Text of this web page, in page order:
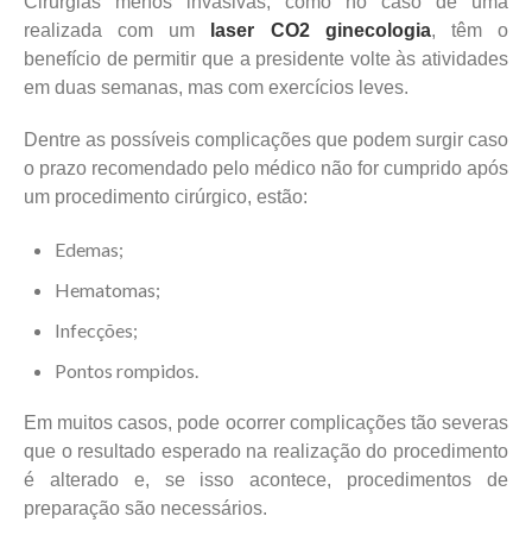
realizada com um
laser CO2 ginecologia, têm o
benefício de permitir que a presidente volte às atividades
em duas semanas, mas com exercícios leves.
Dentre as possíveis complicações que podem surgir caso
o prazo recomendado pelo médico não for cumprido após
um procedimento cirúrgico, estão:
Edemas;
Hematomas;
Infecções;
Pontos rompidos.
Em muitos casos, pode ocorrer complicações tão severas
que o resultado esperado na realização do procedimento
é alterado e, se isso acontece, procedimentos de
preparação são necessários.